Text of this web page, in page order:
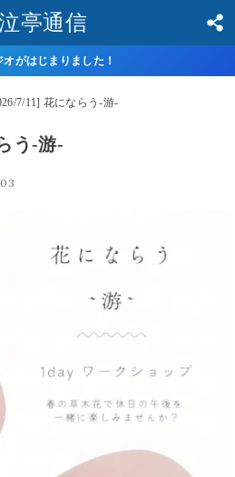
亭通信
がはじまりました！
7/11] 花にならう-游-
う-游-